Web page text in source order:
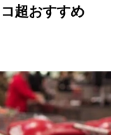
超おすすめ